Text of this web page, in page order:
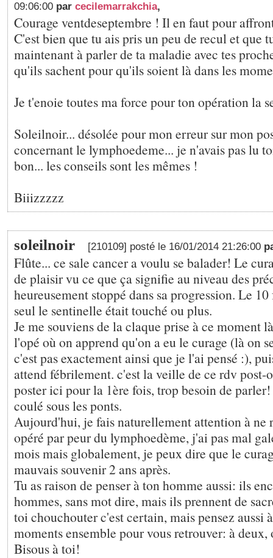
09:06:00 par cecilemarrakchia,
Courage ventdeseptembre ! Il en faut pour
C'est bien que tu ais pris un peu de recul et que
maintenant à parler de ta maladie avec tes
qu'ils sachent pour qu'ils soient là dans les
Je t'enoie toutes ma force pour ton opération la
Soleilnoir... désolée pour mon erreur sur mon
concernant le lymphoedeme... je n'avais pas lu
bon... les conseils sont les mêmes !
Biiizzzzz
soleilnoir [210109] posté le 16/01/2014 21:26:00
Flûte... ce sale cancer a voulu se balader! Le
de plaisir vu ce que ça signifie au niveau des
heureusement stoppé dans sa progression. Le
seul le sentinelle était touché ou plus.
Je me souviens de la claque prise à ce moment
l'opé où on apprend qu'on a eu le curage (là on
c'est pas exactement ainsi que je l'ai pensé :),
attend fébrilement. c'est la veille de ce rdv post-
poster ici pour la 1ère fois, trop besoin de
coulé sous les ponts.
Aujourd'hui, je fais naturellement attention à ne
opéré par peur du lymphoedème, j'ai pas mal
mois mais globalement, je peux dire que le
mauvais souvenir 2 ans après.
Tu as raison de penser à ton homme aussi: ils
hommes, sans mot dire, mais ils prennent de
toi chouchouter c'est certain, mais pensez aussi
moments ensemble pour vous retrouver: à
Bisous à toi!